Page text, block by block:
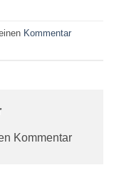
Kommentar
Kommentar